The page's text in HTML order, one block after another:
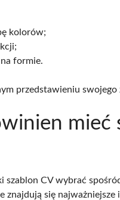
kolorów;
formie.
przedstawieniu swojego
mieć
szablon CV wybrać
znajdują się